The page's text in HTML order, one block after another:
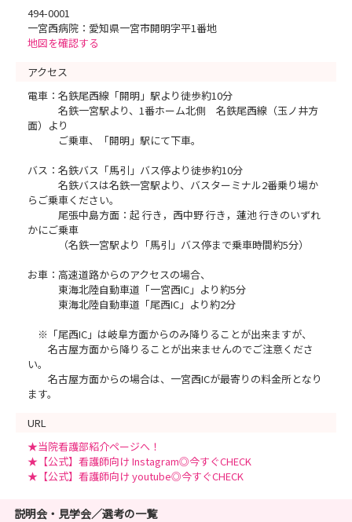
494-0001
一宮西病院：愛知県一宮市開明字平1番地
地図を確認する
アクセス
電車：名鉄尾西線「開明」駅より徒歩約10分
名鉄一宮駅より、1番ホーム北側 名鉄尾西線（玉ノ井方
面）より
ご乗車、「開明」駅にて下車。
バス：名鉄バス「馬引」バス停より徒歩約10分
名鉄バスは名鉄一宮駅より、バスターミナル2番乗り場か
らご乗車ください。
尾張中島方面：起 行き，西中野 行き，蓮池 行きのいずれ
かにご乗車
（名鉄一宮駅より「馬引」バス停まで乗車時間約5分）
お車：高速道路からのアクセスの場合、
東海北陸自動車道「一宮西IC」より約5分
東海北陸自動車道「尾西IC」より約2分
※「尾西IC」は岐阜方面からのみ降りることが出来ますが、
名古屋方面から降りることが出来ませんのでご注意くださ
い。
名古屋方面からの場合は、一宮西ICが最寄りの料金所となり
ます。
URL
★当院看護部紹介ページへ！
★【公式】看護師向け Instagram◎今すぐCHECK
★【公式】看護師向け youtube◎今すぐCHECK
説明会・見学会／選考の一覧